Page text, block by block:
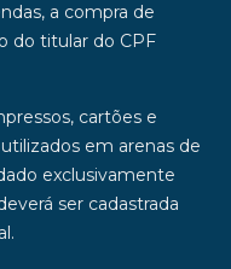
a compra de
do titular do CPF
cartões e
em arenas de
exclusivamente
ser cadastrada